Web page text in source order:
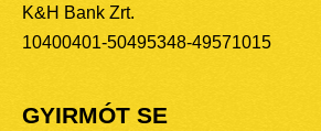
K&H Bank Zrt.
10400401-50495348-49571015
GYIRMÓT SE